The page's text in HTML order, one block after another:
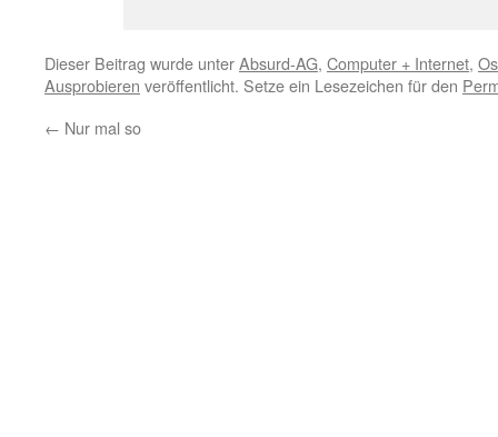
Dieser Beitrag wurde unterAbsurd-AG, Computer + Internet,
Ausprobieren veröffentlicht. Setze ein Lesezeichen für den
← Nur mal so